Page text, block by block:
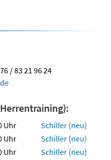
/ 83 21 96 24
Uhr
Schiller (neu)
Uhr
Schiller (neu)
Uhr Schiller (neu)